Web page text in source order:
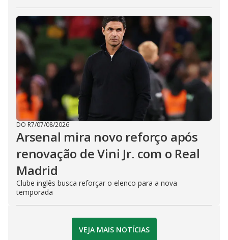
DO R7/07/08/2026
Arsenal mira novo reforço após
renovação de Vini Jr. com o Real
Madrid
Clube inglês busca reforçar o elenco para a nova
temporada
VEJA MAIS NOTÍCIAS